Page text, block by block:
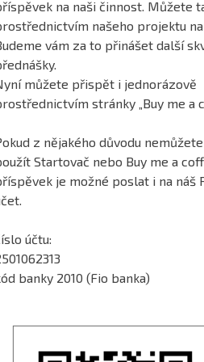
na naši činnost. Můžete
našeho projektu
vám za to přinášet další
můžete přispět i jednorázově
stránky „Buy me a
z nějakého důvodu
Startovač nebo Buy me a
je možné poslat i na náš
účtu:
banky 2010 (Fio banka)